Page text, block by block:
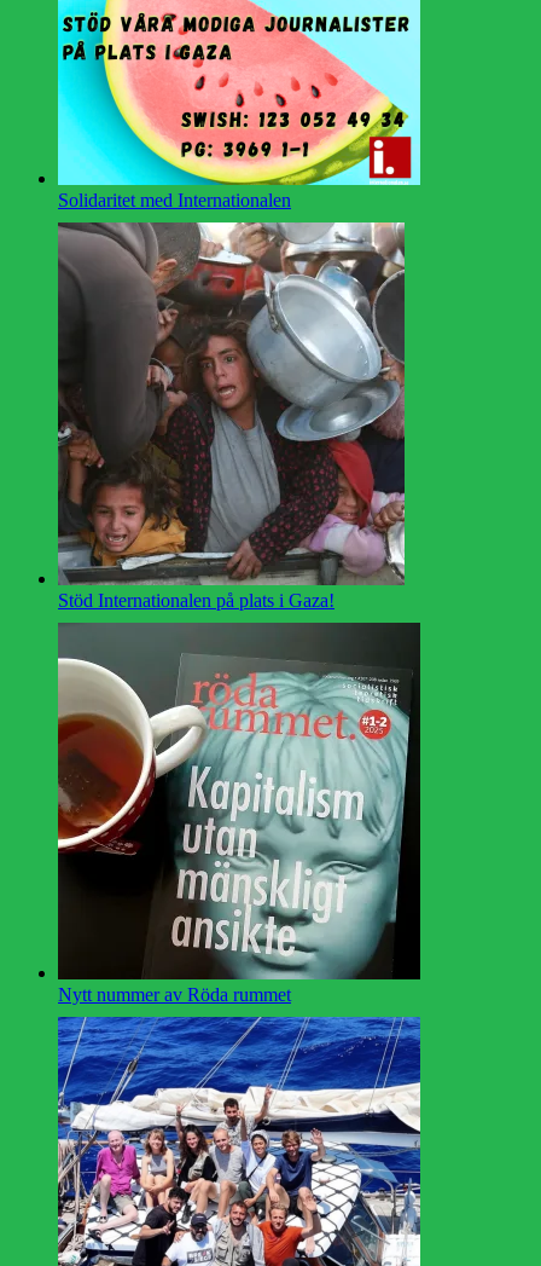
Solidaritet med Internationalen
Stöd Internationalen på plats i Gaza!
Nytt nummer av Röda rummet